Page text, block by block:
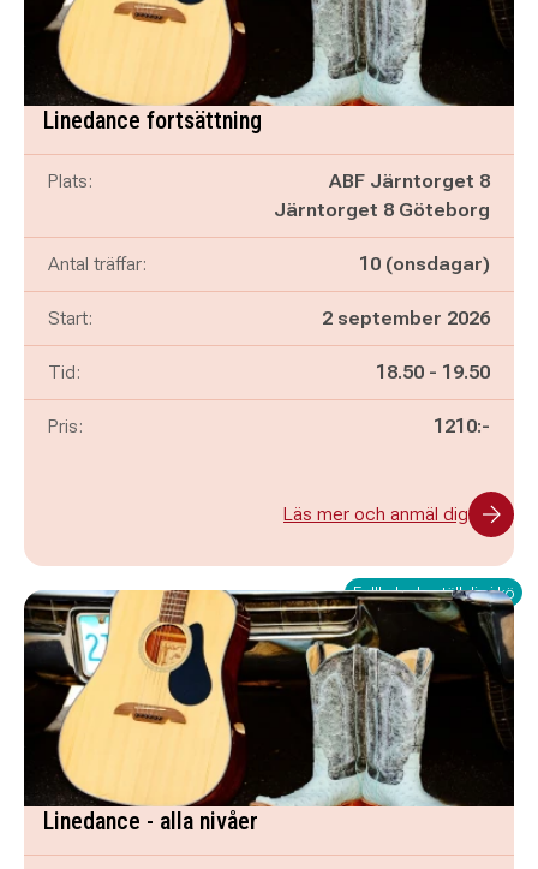
Linedance fortsättning
Plats:
ABF Järntorget 8
Järntorget 8 Göteborg
Antal träffar: 10 (onsdagar)
Start: 2 september 2026
Tid: Pågår mellan
18.50 - och
19.50
Pris: 1210:-
Läs mer och anmäl dig
Fullbokad - ställ dig i kö
Linedance - alla nivåer